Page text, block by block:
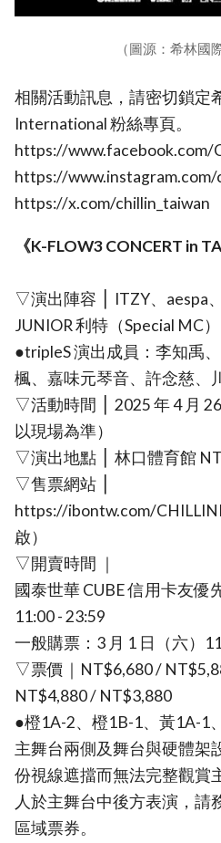
（圖源：希林國
相關活動訊息，請密切鎖定
International 粉絲專頁。
https://www.facebook.com/
https://
https://x.com/chillin_taiwan
《K-FLOW3 CONCERT in
▽演出陣容 ⎪ ITZY、aespa
JUNIOR 利特（Special MC）
●tripleS 演出成員：李知禹
楓、嘉味元琴音、許念慈、
▽活動時間 ⎪ 2025 年 4 月
以現場為準）
▽演出地點 ⎪ 林口體育館
▽售票網站 ⎪
https://ibontw.com/
啟）
▽開賣時間 ｜
國泰世華 CUBE 信用卡友優
11:00 - 23:59
一般購票：3 月 1 日（六）
▽票價｜NT$6,680 /
NT$4,880 / NT$3,880
●橙1A-2、橙1B-1、黃1A-1
主舞台兩側及舞台與硬體架
份視線遮擋而無法完整觀賞
人於主舞台中後方表演，請
區域票券。